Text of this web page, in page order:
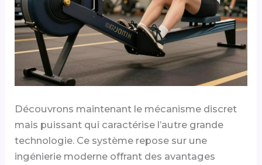
Découvrons maintenant le mécanisme discret
mais puissant qui caractérise l’autre grande
technologie. Ce système repose sur une
ingénierie moderne offrant des avantages